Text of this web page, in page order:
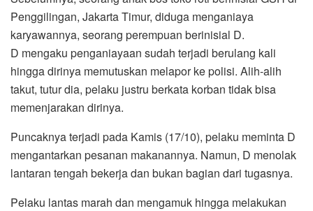
Penggilingan, Jakarta Timur, diduga menganiaya
karyawannya, seorang perempuan berinisial D.
D mengaku penganiayaan sudah terjadi berulang kali
hingga dirinya memutuskan melapor ke polisi. Alih-alih
takut, tutur dia, pelaku justru berkata korban tidak bisa
memenjarakan dirinya.
Puncaknya terjadi pada Kamis (17/10), pelaku meminta D
mengantarkan pesanan makanannya. Namun, D menolak
lantaran tengah bekerja dan bukan bagian dari tugasnya.
Pelaku lantas marah dan mengamuk hingga melakukan